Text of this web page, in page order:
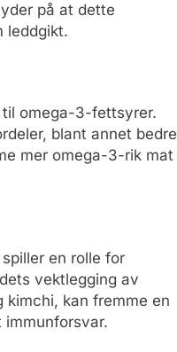
på at dette
leddgikt.
omega-3-fettsyrer.
blant annet bedre
mer omega-3-rik mat
en rolle for
vektlegging av
kimchi, kan fremme en